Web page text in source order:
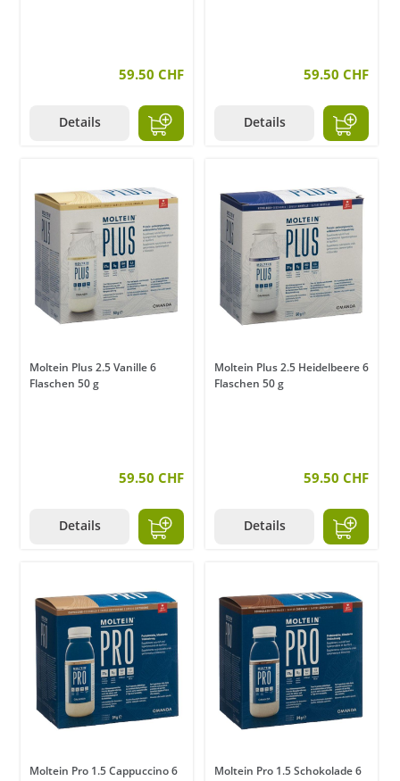
59.50 CHF
Details
59.50 CHF
Details
Moltein Plus 2.5 Vanille 6
Flaschen 50 g
59.50 CHF
Details
Moltein Plus 2.5 Heidelbeere 6
Flaschen 50 g
59.50 CHF
Details
Moltein Pro 1.5 Cappuccino 6
Moltein Pro 1.5 Schokolade 6